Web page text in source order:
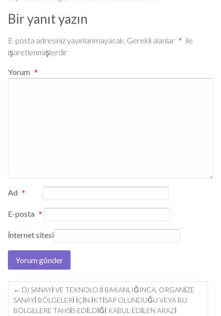
Bir yanıt yazın
E-posta adresiniz yayınlanmayacak. Gerekli alanlar * ile
işaretlenmişlerdir
Yorum *
Ad *
E-posta *
İnternet sitesi
Post
navigation
← D) SANAYI VE TEKNOLOJI BAKANLIĞINCA, ORGANIZE
SANAYI BÖLGELERI IÇIN IKTISAP OLUNDUĞU VEYA BU
BÖLGELERE TAHSIS EDILDIĞI KABUL EDILEN ARAZI